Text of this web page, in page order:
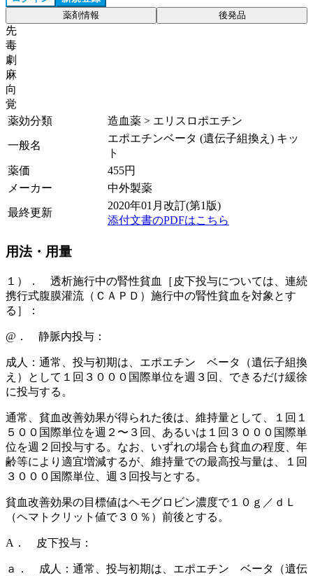
薬剤情報 後発品
先
毒
劇
麻
向
覚
薬効分類
造血薬 > エリスロポエチン
一般名
エポエチンベータ (遺伝子組換え) キッ
ト
薬価
455円
メーカー
中外製薬
最終更新
2020年01月改訂(第1版)
添付文書のPDFはこちら
用法・用量
１）． 透析施行中の腎性貧血［皮下投与については、連続
携行式腹膜灌流（ＣＡＰＤ）施行中の腎性貧血を対象とす
る］：
@． 静脈内投与：
成人：通常、投与初期は、エポエチン ベータ（遺伝子組換
え）として１回３０００国際単位を週３回、できるだけ緩徐
に投与する。
通常、貧血改善効果が得られた後は、維持量として、１回１
５００国際単位を週２〜３回、あるいは１回３０００国際単
位を週２回投与する。なお、いずれの場合も貧血の程度、年
齢等により適宜増減するが、維持量での最高投与量は、１回
３０００国際単位、週３回投与とする。
貧血改善効果の目標値はヘモグロビン濃度で１０ｇ／ｄＬ
（ヘマトクリット値で３０％）前後とする。
A． 皮下投与：
ａ． 成人：通常、投与初期は、エポエチン ベータ（遺伝